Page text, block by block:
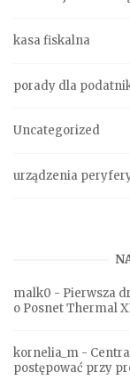
kasa fiskalna
porady dla
Uncategorized
urządzenia
malk0 - Pierwsza
o Posnet Thermal
kornelia_m -
postępować przy